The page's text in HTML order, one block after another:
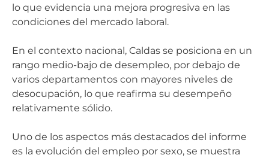
lo que evidencia una mejora progresiva en las
condiciones del mercado laboral.
En el contexto nacional, Caldas se posiciona en un
rango medio-bajo de desempleo, por debajo de
varios departamentos con mayores niveles de
desocupación, lo que reafirma su desempeño
relativamente sólido.
Uno de los aspectos más destacados del informe
es la evolución del empleo por sexo, se muestra